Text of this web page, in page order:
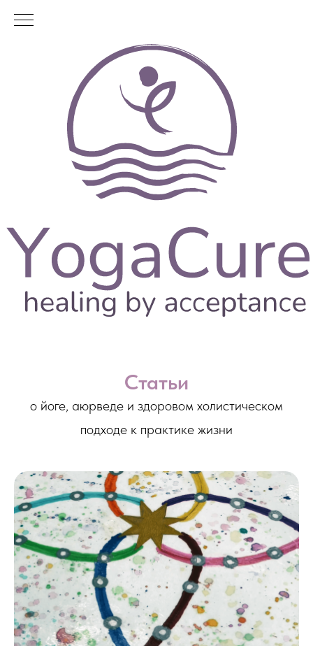
Статьи
о йоге, аюрведе и здоровом холистическом
подходе к практике жизни